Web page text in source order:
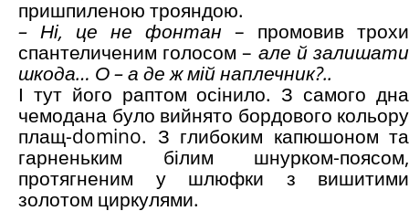
пришпиленою трояндою.
– Ні, це не фонтан – промовив трохи
спантеличеним голосом – але й залишати
шкода… О – а де ж мій наплечник?..
І тут його раптом осінило. З самого дна
чемодана було вийнято бордового кольору
плащ-domino. З глибоким капюшоном та
гарненьким білим шнурком-поясом,
протягненим у шлюфки з вишитими
золотом циркулями.